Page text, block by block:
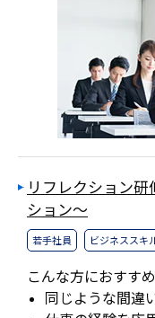
リフレクション
ション～
若手社員 ビジネススキ
こんな方におすす
同じような間違